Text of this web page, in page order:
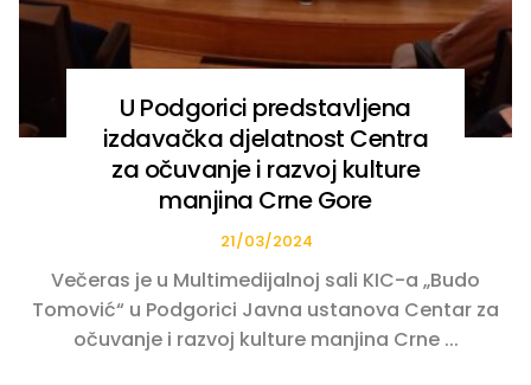
U Podgorici predstavljena
izdavačka djelatnost Centra
za očuvanje i razvoj kulture
manjina Crne Gore
21/03/2024
Večeras je u Multimedijalnoj sali KIC-a „Budo
Tomović“ u Podgorici Javna ustanova Centar za
očuvanje i razvoj kulture manjina Crne ...